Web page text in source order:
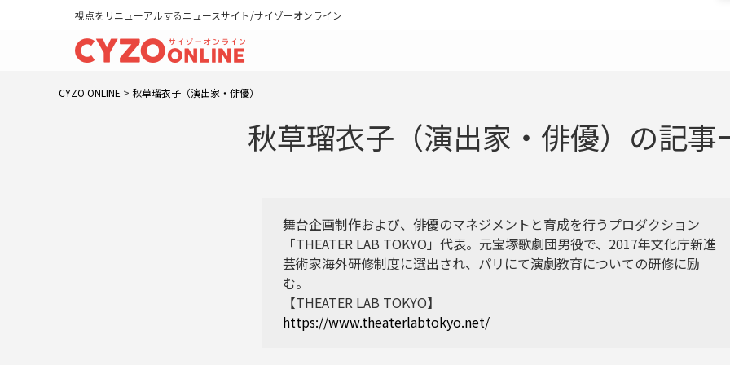
視点をリニューアルするニュースサイト/サイゾーオンライン
CYZO ONLINE > 秋草瑠衣子（演出家・俳優）
秋草瑠衣子（演出家・俳優）の記事
舞台企画制作および、俳優のマネジメントと育成を行うプロダクション
「THEATER LAB TOKYO」代表。元宝塚歌劇団男役で、2017年文化庁新進
芸術家海外研修制度に選出され、パリにて演劇教育についての研修に励
む。
【THEATER LAB TOKYO】
https://www.theaterlabtokyo.net/